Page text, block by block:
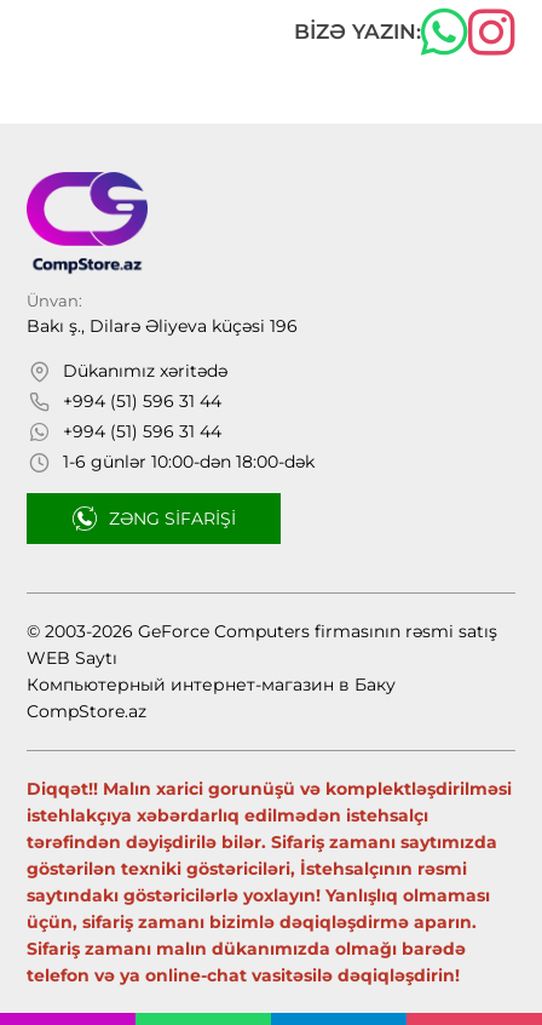
BIZƏ YAZIN:
Ünvan:
Bakı ş., Dilarə Əliyeva küçəsi 196
Dükanımız xəritədə
+994 (51) 596 31 44
+994 (51) 596 31 44
1-6 günlər 10:00-dən 18:00-dək
ZƏNG SIFARIŞI
© 2003-2026 GeForce Computers firmasının rəsmi satış
WEB Saytı
Компьютерный интернет-магазин в Баку
CompStore.az
Diqqət!! Malın xarici gorunüşü və komplektləşdirilməsi
istehlakçıya xəbərdarlıq edilmədən istehsalçı
tərəfindən dəyişdirilə bilər. Sifariş zamanı saytımızda
göstərilən texniki göstəriciləri, İstehsalçının rəsmi
saytındakı göstəricilərlə yoxlayın! Yanlışlıq olmaması
üçün, sifariş zamanı bizimlə dəqiqləşdirmə aparın.
Sifariş zamanı malın dükanımızda olmağı barədə
telefon və ya online-chat vasitəsilə dəqiqləşdirin!